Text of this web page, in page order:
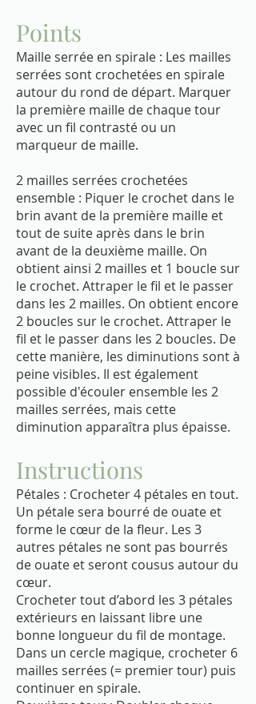
Points
Maille serrée en spirale : Les mailles
serrées sont crochetées en spirale
autour du rond de départ. Marquer
la première maille de chaque tour
avec un fil contrasté ou un
marqueur de maille.
2 mailles serrées crochetées
ensemble : Piquer le crochet dans le
brin avant de la première maille et
tout de suite après dans le brin
avant de la deuxième maille. On
obtient ainsi 2 mailles et 1 boucle sur
le crochet. Attraper le fil et le passer
dans les 2 mailles. On obtient encore
2 boucles sur le crochet. Attraper le
fil et le passer dans les 2 boucles. De
cette manière, les diminutions sont à
peine visibles. Il est également
possible d'écouler ensemble les 2
mailles serrées, mais cette
diminution apparaîtra plus épaisse.
Instructions
Pétales : Crocheter 4 pétales en tout.
Un pétale sera bourré de ouate et
forme le cœur de la fleur. Les 3
autres pétales ne sont pas bourrés
de ouate et seront cousus autour du
cœur.
Crocheter tout d’abord les 3 pétales
extérieurs en laissant libre une
bonne longueur du fil de montage.
Dans un cercle magique, crocheter 6
mailles serrées (= premier tour) puis
continuer en spirale.